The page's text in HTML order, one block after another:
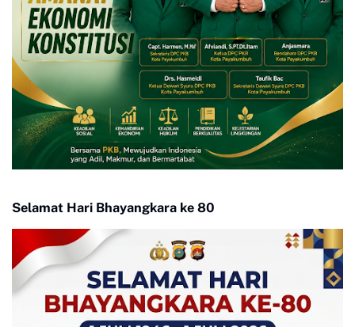
Selamat Hari Bhayangkara ke 80